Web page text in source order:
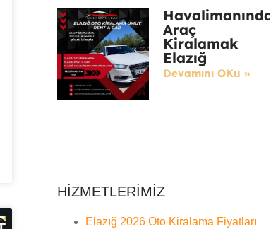
Havalimanında
Araç
Kiralamak
Elazığ
Devamını OKu »
HİZMETLERİMİZ
Elazığ 2026 Oto Kiralama Fiyatları